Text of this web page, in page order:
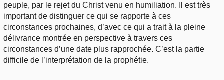
peuple, par le rejet du Christ venu en humiliation. Il est très
important de distinguer ce qui se rapporte à ces
circonstances prochaines, d’avec ce qui a trait à la pleine
délivrance montrée en perspective à travers ces
circonstances d’une date plus rapprochée. C’est la partie
difficile de l’interprétation de la prophétie.